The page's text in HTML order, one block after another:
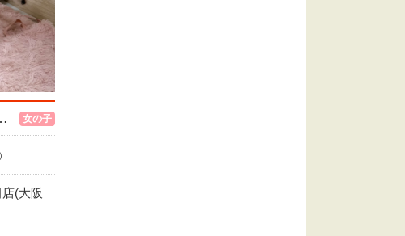
ートヘア 女の子
(大阪